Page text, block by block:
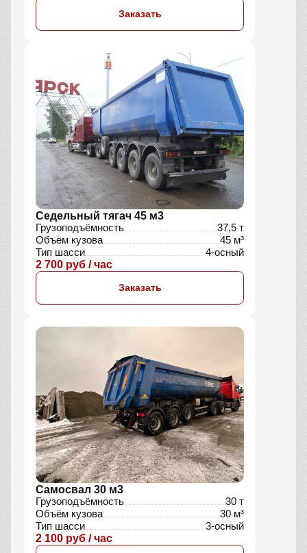
Заказать
Седельный тягач 45 м3
Грузоподъёмность
37,5 т
Объём кузова
45 м³
Тип шасси
4-осный
2 700 руб / час
Заказать
Самосвал 30 м3
Грузоподъёмность
30 т
Объём кузова
30 м³
Тип шасси
3-осный
2 100 руб / час